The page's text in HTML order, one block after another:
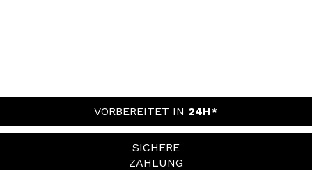
VORBEREITET IN 24H*
SICHERE
ZAHLUNG